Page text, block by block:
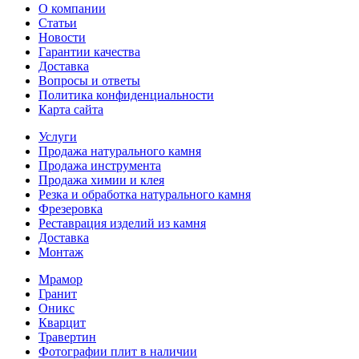
О компании
Статьи
Новости
Гарантии качества
Доставка
Вопросы и ответы
Политика конфиденциальности
Карта сайта
Услуги
Продажа натурального камня
Продажа инструмента
Продажа химии и клея
Резка и обработка натурального камня
Фрезеровка
Реставрация изделий из камня
Доставка
Монтаж
Мрамор
Гранит
Оникс
Кварцит
Травертин
Фотографии плит в наличии